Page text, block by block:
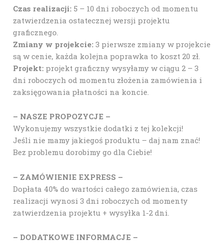
Czas realizacji: 5 – 10 dni roboczych od momentu
zatwierdzenia ostatecznej wersji projektu
graficznego.
Zmiany w projekcie: 3 pierwsze zmiany w projekcie
są w cenie, każda kolejna poprawka to koszt 20 zł.
Projekt: projekt graficzny wysyłamy w ciągu 2 – 3
dni roboczych od momentu złożenia zamówienia i
zaksięgowania płatności na koncie.
– NASZE PROPOZYCJE –
Wykonujemy wszystkie dodatki z tej kolekcji!
Jeśli nie mamy jakiegoś produktu – daj nam znać!
Bez problemu dorobimy go dla Ciebie!
– ZAMÓWIENIE EXPRESS –
Dopłata 40% do wartości całego zamówienia, czas
realizacji wynosi 3 dni roboczych od momenty
zatwierdzenia projektu + wysyłka 1-2 dni.
– DODATKOWE INFORMACJE –